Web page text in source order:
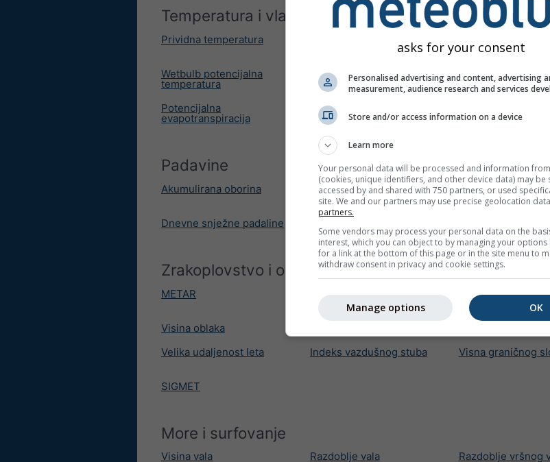
Temperatura i vlažnost
Prividna temperatura Visina nivoa smrzavanja
Wetbulb potencijalna
temperatura
Temperatura rosišta Deficit pritiska
Potencijalna
evapotranspiracija
Vlažnost tla
Padavine
Akumulirana oborina Last Days Precipitation Dnevna količina
Dnevne snježne padaline
Zrakoplovstvo i oblaci
METAR Niski oblaci (0-3.5
Visina oblaka
Velika udaljenost leta
Indeks vazdušnog stuba Visna graničnog
SIGMET
More i surfovanje
Visina vala Razdoblje vala Razdoblje vršnog
asks for your consent
Personalised advertising and content, advertising
measurement, audience research and services
Store and/or access information on a device
Learn more
Your personal data will be processed and information
(cookies, unique identifiers, and other device data) may be
accessed by and shared with 750 partners, or used
site. We and our partners may use precise geolocation
partners.
Some vendors may process your personal data on the
interest, which you can object to by managing your
for a link at the bottom of this page or in the site menu to
withdraw consent in privacy and cookie settings.
OK
Manage options